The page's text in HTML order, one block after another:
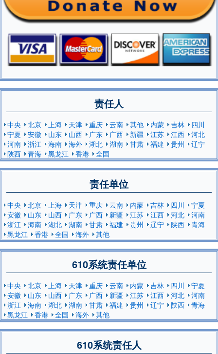
责任人
中央 北京 上海 天津 重庆 云南 其他 内蒙 吉林
四川
宁夏
安徽 山东 山西 广东 广西 新疆 江苏 江西
河北
河南
浙江 海南 海外 湖北 湖南 甘肃 福建 贵州
辽宁
陕西
青海 黑龙江 香港 全国
责任单位
中央 北京 上海 天津 重庆 云南 内蒙 吉林 四川
宁夏
安徽
山东 山西 广东 广西 新疆 江苏 江西 河北
河南
浙江
海南 湖北 湖南 甘肃 福建 贵州 辽宁 陕西
青海
黑龙江
香港 全国 海外 其他
610系统责任单位
中央 北京 上海 天津 重庆 云南 内蒙 吉林 四川
宁夏
安徽
山东 山西 广东 广西 新疆 江苏 江西 河北
河南
浙江
海南 湖北 湖南 甘肃 福建 贵州 辽宁 陕西
青海
黑龙江
香港 全国 海外 其他
610系统责任人